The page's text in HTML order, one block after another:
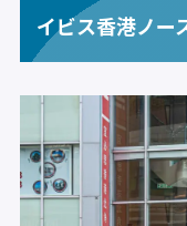
イビス香港ノー